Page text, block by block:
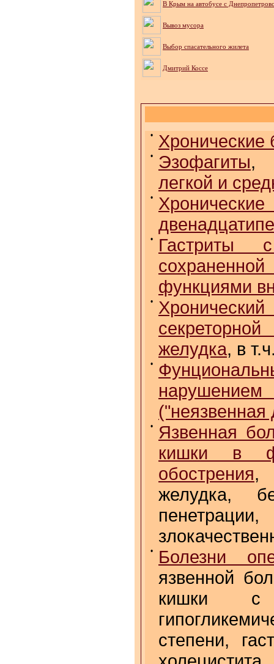
В Крым на автобусе с
Вывоз мусора
Выбор спасательного жилета
Дмитрий Коссе
• Хронические
• Эзофагиты
легкой и
•
•
Гастриты с
функциями
•
желудка, в
•
нарушением
("неязвенная
•
Язвенная
кишки в
обострения,
желудка,
•
Болезни
язвенной
кишки с
степени,